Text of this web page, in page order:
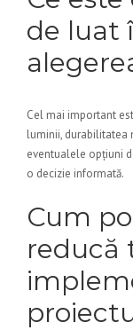
de luat
Cel mai important
luminii, durabilitatea
eventualele opțiuni
o decizie informată.
Cum
reducă